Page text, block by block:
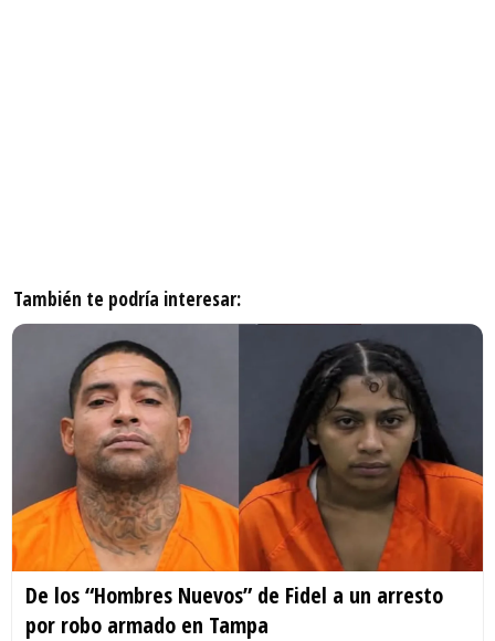
También te podría interesar:
De los “Hombres Nuevos” de Fidel a un arresto
por robo armado en Tampa